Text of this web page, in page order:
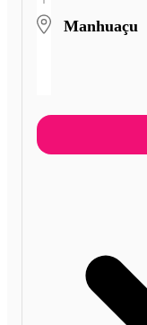
Manhuaçu